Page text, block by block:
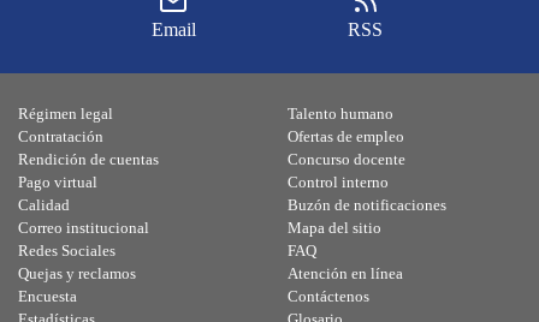
Email RSS
Régimen legal
Contratación
Rendición de cuentas
Pago virtual
Calidad
Talento humano
Ofertas de empleo
Concurso docente
Control interno
Buzón de notificaciones
Correo institucional
Redes Sociales
Quejas y reclamos
Encuesta
Mapa del sitio
FAQ
Atención en línea
Contáctenos